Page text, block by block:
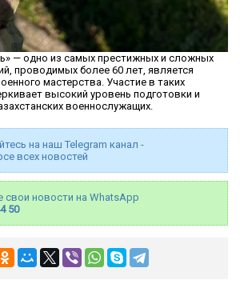
— одно из самых престижных и сложных
проводимых более 60 лет, является
мастерства. Участие в таких
высокий уровень подготовки и
военнослужащих.
на наш Telegram канал -
всех новостей
свои новости на WhatsApp
50